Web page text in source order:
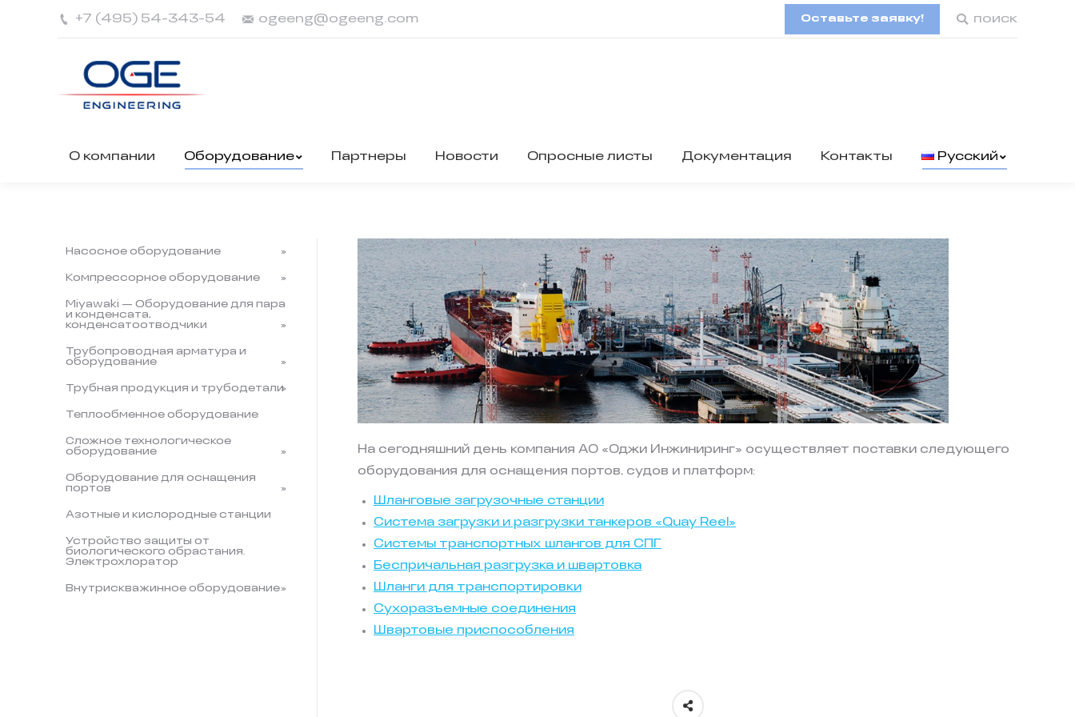
+7 (495) 54-343-54 ogeeng@ogeeng.com Оставьте заявку! Поиск:
поиск
О компании Оборудование Партнеры Новости Опросные листы Документация Контакты Русский
На сегодняшний день компания АО «Оджи Инжиниринг» осуществляет поставки следующего
оборудования для оснащения портов, судов и платформ:
Шланговые загрузочные станции
Система загрузки и разгрузки танкеров «Quay Reel»
Системы транспортных шлангов для СПГ
Беспричальная разгрузка и швартовка
Шланги для транспортировки
Сухоразъемные соединения
Швартовые приспособления
Насосное оборудование
Компрессорное оборудование
Miyawaki — Оборудование для пара
и конденсата,
конденсатоотводчики
Трубопроводная арматура и
оборудование
Трубная продукция и трубодетали
Теплообменное оборудование
Сложное технологическое
оборудование
Оборудование для оснащения
портов
Азотные и кислородные станции
Устройство защиты от
биологического обрастания.
Электрохлоратор
Внутрискважинное оборудование